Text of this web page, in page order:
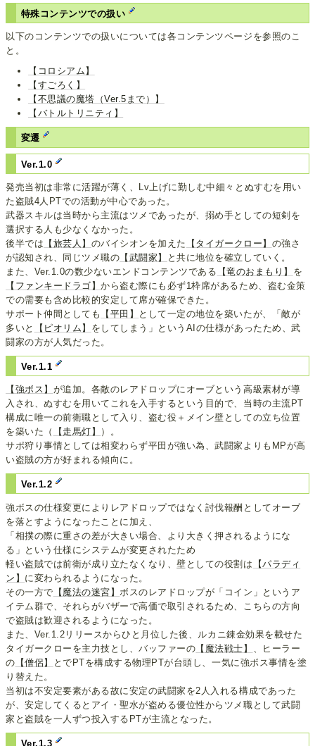
特殊コンテンツでの扱い
以下のコンテンツでの扱いについては各コンテンツページを参照のこ
と。
【コロシアム】
【すごろく】
【不思議の魔塔（Ver.5まで）】
【バトルトリニティ】
変遷
Ver.1.0
発売当初は非常に活躍が薄く、Lv上げに勤しむ中細々とぬすむを用い
た盗賊4人PTでの活動が中心であった。
武器スキルは当時から主流はツメであったが、搦め手としての短剣を
選択する人も少なくなかった。
後半では 【旅芸人】 のバイシオンを加えた 【タイガークロー】 の強さ
が認知され、同じツメ職の 【武闘家】
と共に地位を確立していく。
また、Ver.1.0の数少ないエンドコンテンツである
【竜のおまもり】 を
【ファンキードラゴ】から盗む際にも必ず1枠席があるため、盗む金策
での需要も含め比較的安定して席が確保できた。
サポート仲間としても
【平田】
として一定の地位を築いたが、「敵が
多いと
【ピオリム】 をしてしまう」というAIの仕様があったため、武
闘家の方が人気だった。
Ver.1.1
【強ボス】 が追加。各敵のレアドロップにオーブという高級素材が導
入され、ぬすむを用いてこれを入手するという目的で、当時の主流PT
構成に唯一の前衛職として入り、盗む役＋メイン壁としての立ち位置
を築いた（
【走馬灯】
）。
サポ狩り事情としては相変わらず平田が強い為、武闘家よりもMPが高
い盗賊の方が好まれる傾向に。
Ver.1.2
強ボスの仕様変更によりレアドロップではなく討伐報酬としてオーブ
を落とすようになったことに加え、
「相撲の際に重さの差が大きい場合、より大きく押されるようにな
る」という仕様にシステムが変更されたため
軽い盗賊では前衛が成り立たなくなり、壁としての役割は
【パラディ
ン】 に変わられるようになった。
その一方で 【魔法の迷宮】 ボスのレアドロップが「コイン」というア
イテム群で、それらがバザーで高価で取引されるため、こちらの方向
で盗賊は歓迎されるようになった。
また、Ver.1.2リリースからひと月位した後、ルカニ錬金効果を載せた
タイガークローを主力技とし、バッファーの 【魔法戦士】
、ヒーラー
の 【僧侶】
とでPTを構成する物理PTが台頭し、一気に強ボス事情を塗
り替えた。
当初は不安定要素がある故に安定の武闘家を2人入れる構成であった
が、安定してくるとアイ・聖水が盗める優位性からツメ職として武闘
家と盗賊を一人ずつ投入するPTが主流となった。
Ver.1.3